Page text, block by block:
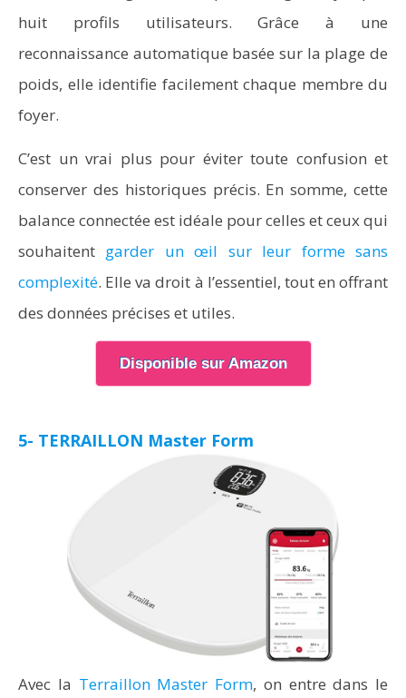
huit profils utilisateurs. Grâce à une
reconnaissance automatique basée sur la plage de
poids, elle identifie facilement chaque membre du
foyer.
C’est un vrai plus pour éviter toute confusion et
conserver des historiques précis. En somme, cette
balance connectée est idéale pour celles et ceux qui
souhaitent garder un œil sur leur forme sans
complexité. Elle va droit à l’essentiel, tout en offrant
des données précises et utiles.
Disponible sur Amazon
5- TERRAILLON Master Form
Avec la Terraillon Master Form, on entre dans le